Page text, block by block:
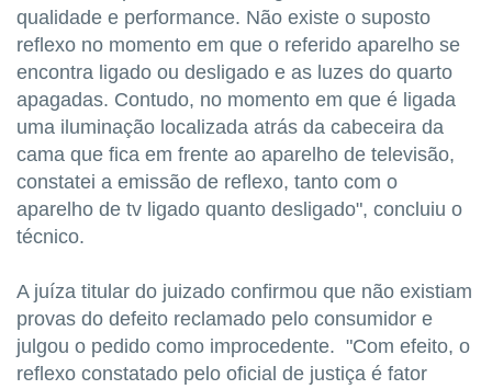
qualidade e performance. Não existe o suposto
reflexo no momento em que o referido aparelho se
encontra ligado ou desligado e as luzes do quarto
apagadas. Contudo, no momento em que é ligada
uma iluminação localizada atrás da cabeceira da
cama que fica em frente ao aparelho de televisão,
constatei a emissão de reflexo, tanto com o
aparelho de tv ligado quanto desligado", concluiu o
técnico.
A juíza titular do juizado confirmou que não existiam
provas do defeito reclamado pelo consumidor e
julgou o pedido como improcedente. "Com efeito, o
reflexo constatado pelo oficial de justiça é fator